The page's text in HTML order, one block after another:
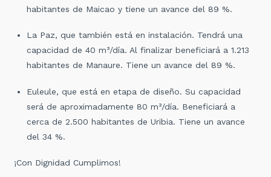
habitantes de Maicao y tiene un avance del 89 %.
La Paz, que también está en instalación. Tendrá una
capacidad de 40 m³/día. Al finalizar beneficiará a 1.213
habitantes de Manaure. Tiene un avance del 89 %.
Euleule, que está en etapa de diseño. Su capacidad
será de aproximadamente 80 m³/día. Beneficiará a
cerca de 2.500 habitantes de Uribia. Tiene un avance
del 34 %.
¡Con Dignidad Cumplimos!